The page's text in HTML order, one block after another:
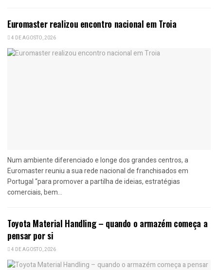
Euromaster realizou encontro nacional em Troia
4 DE AGOSTO, 2026
Num ambiente diferenciado e longe dos grandes centros, a
Euromaster reuniu a sua rede nacional de franchisados em
Portugal “para promover a partilha de ideias, estratégias
comerciais, bem...
Toyota Material Handling – quando o armazém começa a
pensar por si
4 DE AGOSTO, 2026